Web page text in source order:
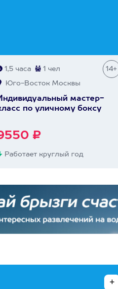
1,5 часа 1 чел 14+
Юго-Восток Москвы
мастер-
по уличному боксу
₽
Работает круглый год